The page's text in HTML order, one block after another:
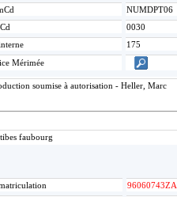
NUMDPT06
0030
175
Mérimée
soumise à autorisation - Heller, Marc
faubourg
96060743ZA